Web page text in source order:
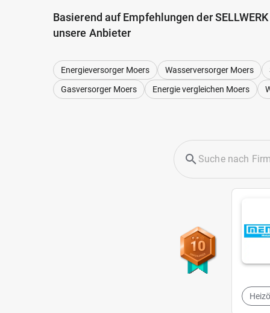
Basierend auf Empfehlungen der
unsere Anbieter
Energieversorger Moers Wasserversorger Moers
Gasversorger Moers
Energie vergleichen Moers
10